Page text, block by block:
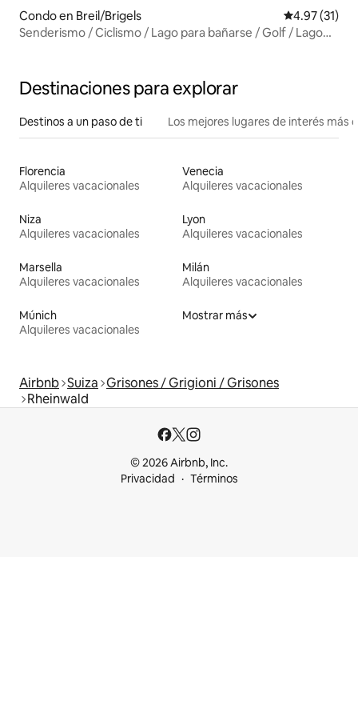
Condo en Breil/Brigels Calificación
4.97 (31)
Senderismo / Ciclismo / Lago para bañarse / Golf / Lago
Destinaciones para explorar
Destinos a un paso de ti Los mejores lugares de interés más
Florencia
Alquileres vacacionales
Venecia
Alquileres vacacionales
Niza
Alquileres vacacionales
Lyon
Alquileres vacacionales
Marsella
Alquileres vacacionales
Milán
Alquileres vacacionales
Múnich
Alquileres vacacionales
Mostrar más
Airbnb Suiza Grisones / Grigioni / Grisones
Rheinwald
© 2026 Airbnb, Inc.
Privacidad
Términos